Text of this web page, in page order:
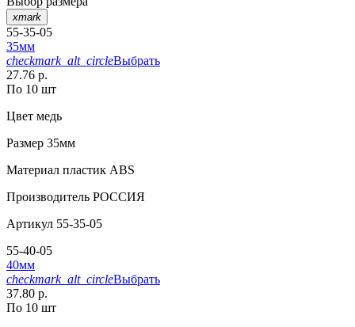
xmark
55-35-05
35мм
checkmark_alt_circleВыбрать
27.76 р.
По 10 шт
Цвет медь
Размер 35мм
Материал пластик АВS
Производитель РОССИЯ
Артикул 55-35-05
55-40-05
40мм
checkmark_alt_circleВыбрать
37.80 р.
По 10 шт